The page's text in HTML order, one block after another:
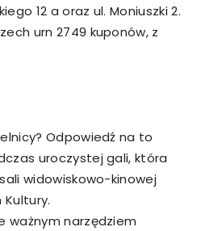
12 a oraz ul. Moniuszki 2.
urn 2749 kuponów, z
Odpowiedź na to
uroczystej gali, która
widowiskowo-kinowej
ważnym narzędziem